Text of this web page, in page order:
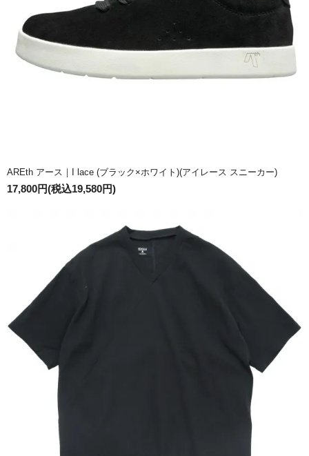
AREth アース｜I lace (ブラック×ホワイト)(アイレース スニーカー)
17,800円(税込19,580円)